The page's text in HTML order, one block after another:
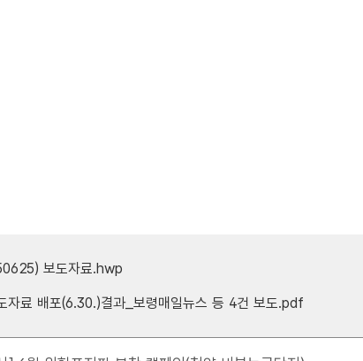
보도자료.hwp
자료 배포(6.30.)결과_보령매일뉴스 등 4건 보도.pdf